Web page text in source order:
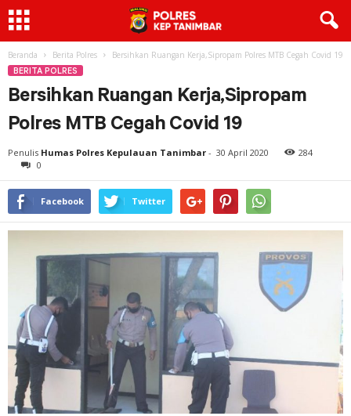
Beranda Berita Polres Bersihkan Ruangan Kerja,Sipropam Polres MTB Cegah Covid 19
BERITA POLRES
Bersihkan Ruangan Kerja,Sipropam
Polres MTB Cegah Covid 19
Penulis Humas Polres Kepulauan Tanimbar - 30 April 2020
284
0
Facebook Twitter